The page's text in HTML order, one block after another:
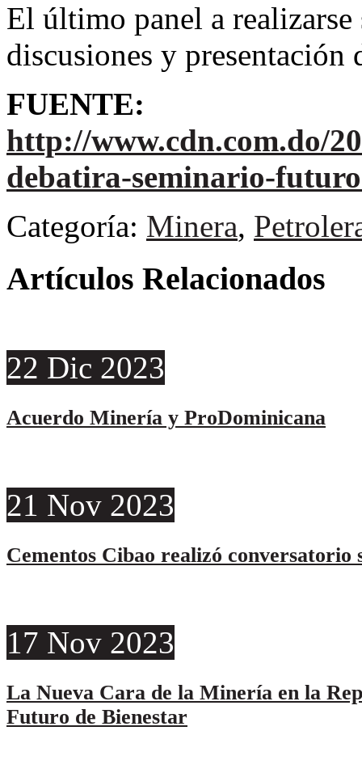
El último panel a realizarse
discusiones y presentación
FUENTE:
http://www.cdn.com.do/
debatira-seminario-
Categoría: Minera,
Artículos Relacionados
22 Dic 2023
Acuerdo Minería y ProDominicana
21 Nov 2023
Cementos Cibao realizó conversatorio
17 Nov 2023
La Nueva Cara de la Minería en la
Futuro de Bienestar